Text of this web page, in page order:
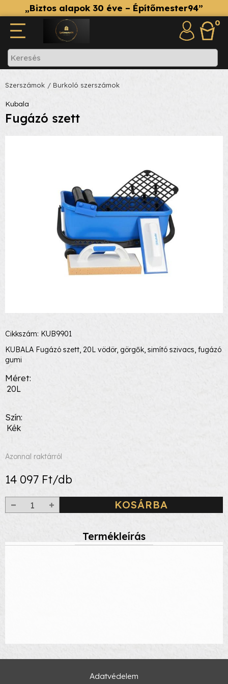
„Biztos alapok 30 éve – Építőmester94”
0
Szerszámok / Burkoló szerszámok
Kubala
Fugázó szett
Cikkszám: KUB9901
KUBALA Fugázó szett, 20L vödör, görgők, simító szivacs, fugázó
gumi
Méret
20L
Szín
Kék
Azonnal raktárról
14 097 Ft/db
KOSÁRBA
Termékleírás
Adatvédelem